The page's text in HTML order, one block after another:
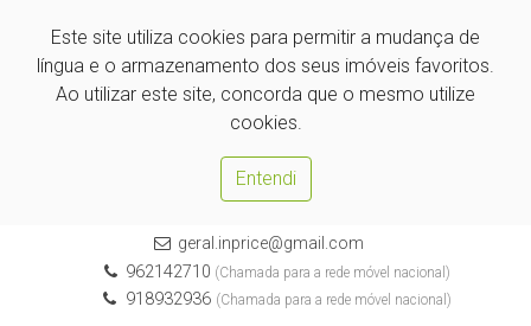
Este site utiliza cookies para permitir a mudança de
língua e o armazenamento dos seus imóveis favoritos.
Ao utilizar este site, concorda que o mesmo utilize
cookies.
Entendi
geral.inprice@gmail.com
962142710 (Chamada para a rede móvel nacional)
918932936 (Chamada para a rede móvel nacional)